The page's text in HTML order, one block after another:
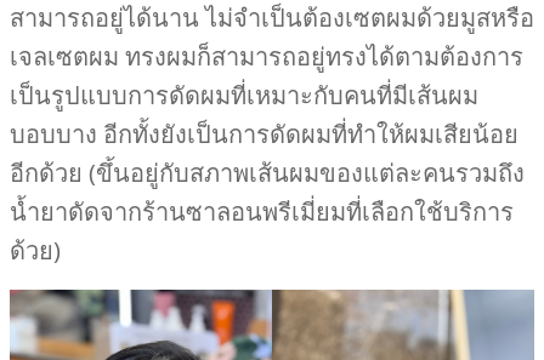
สามารถอยู่ได้นาน ไม่จำเป็นต้องเซตผมด้วยมูสหรือ
เจลเซตผม ทรงผมก็สามารถอยู่ทรงได้ตามต้องการ
เป็นรูปแบบการดัดผมที่เหมาะกับคนที่มีเส้นผม
บอบบาง อีกทั้งยังเป็นการดัดผมที่ทำให้ผมเสียน้อย
อีกด้วย (ขึ้นอยู่กับสภาพเส้นผมของแต่ละคนรวมถึง
น้ำยาดัดจากร้านซาลอนพรีเมี่ยมที่เลือกใช้บริการ
ด้วย)